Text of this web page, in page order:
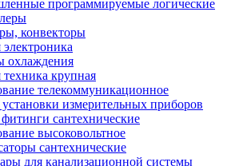
программируемые логические
конвекторы
охлаждения
техника крупная
телекоммуникационное
измерительных приборов
сантехнические
высоковольтное
сантехнические
для канализационной системы